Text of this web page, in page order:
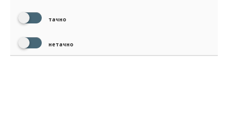
тачно
нетачно